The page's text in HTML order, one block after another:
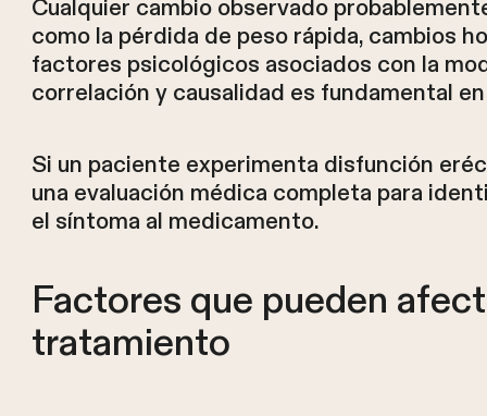
Cualquier cambio observado
como la pérdida de peso rápida, cambios
factores psicológicos asociados con la
correlación y causalidad es fundamental
Si un paciente experimenta disfunción
una evaluación médica completa para
el síntoma al medicamento.
Factores que pueden
tratamiento